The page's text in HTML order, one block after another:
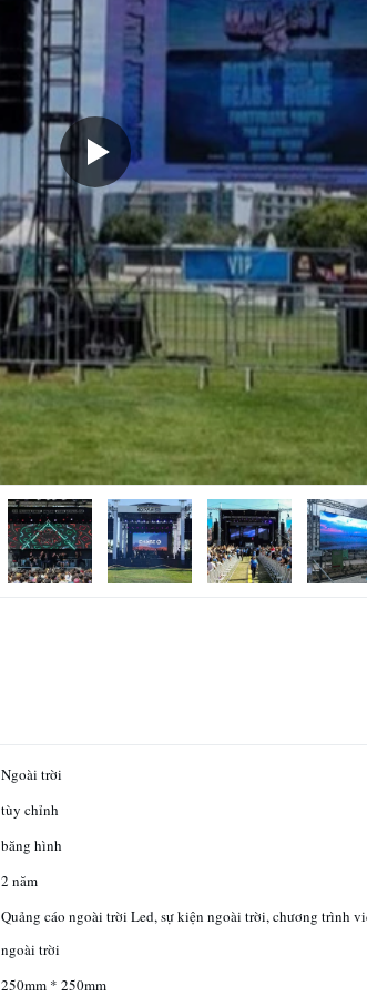
Ngoài trời
tùy chỉnh
băng hình
2 năm
Quảng cáo ngoài trời Led, sự kiện ngoài trời, chương trình
ngoài trời
250mm * 250mm